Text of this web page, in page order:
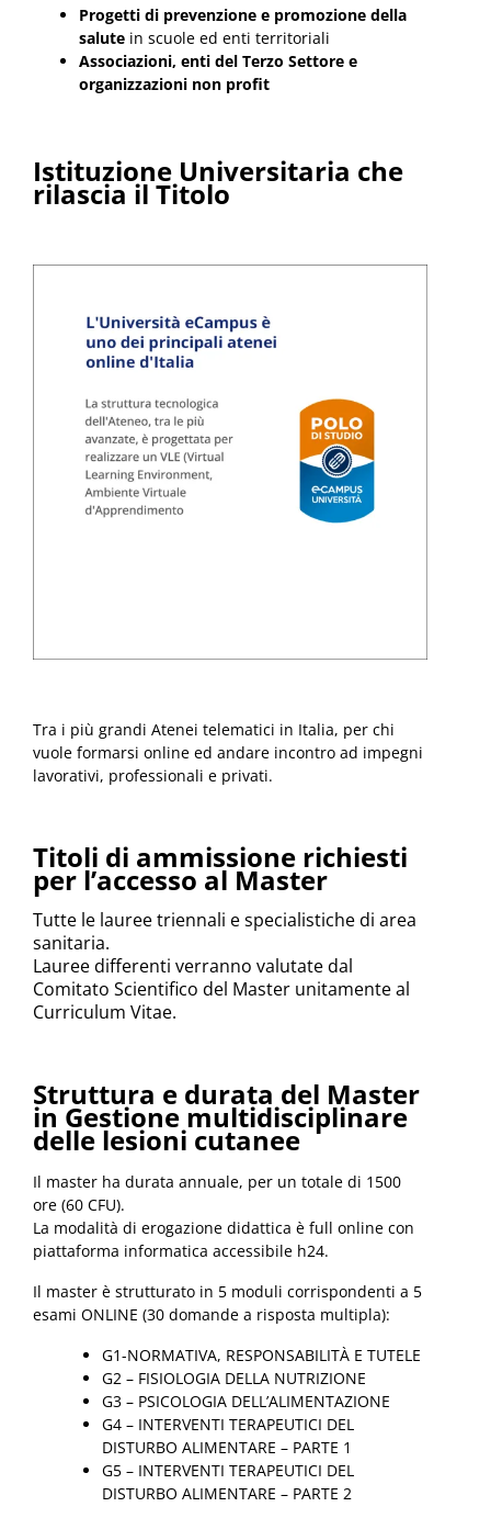
Progetti di prevenzione e promozione della
salute in scuole ed enti territoriali
Associazioni, enti del Terzo Settore e
organizzazioni non profit
Istituzione Universitaria che
rilascia il Titolo
Tra i più grandi Atenei telematici in Italia, per chi
vuole formarsi online ed andare incontro ad impegni
lavorativi, professionali e privati.
Titoli di ammissione richiesti
per l’accesso al Master
Tutte le lauree triennali e specialistiche di area
sanitaria.
Lauree differenti verranno valutate dal
Comitato Scientifico del Master unitamente al
Curriculum Vitae.
Struttura e durata del Master
in Gestione multidisciplinare
delle lesioni cutanee
Il master ha durata annuale, per un totale di 1500
ore (60 CFU).
La modalità di erogazione didattica è full online con
piattaforma informatica accessibile h24.
Il master è strutturato in 5 moduli corrispondenti a 5
esami ONLINE (30 domande a risposta multipla):
G1-NORMATIVA, RESPONSABILITÀ E TUTELE
G2 – FISIOLOGIA DELLA NUTRIZIONE
G3 – PSICOLOGIA DELL’ALIMENTAZIONE
G4 – INTERVENTI TERAPEUTICI DEL
DISTURBO ALIMENTARE – PARTE 1
G5 – INTERVENTI TERAPEUTICI DEL
DISTURBO ALIMENTARE – PARTE 2